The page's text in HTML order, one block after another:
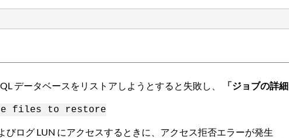
データベースをリストアしようとすると失敗し、 「ジョブの詳細
files to restore
びログ LUN にアクセスするときに、アクセス拒否エラーが発生